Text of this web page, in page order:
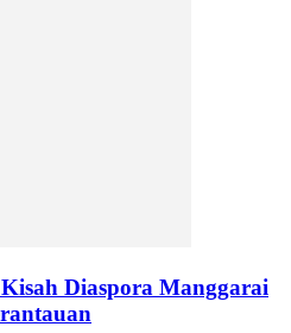
Diaspora Manggarai